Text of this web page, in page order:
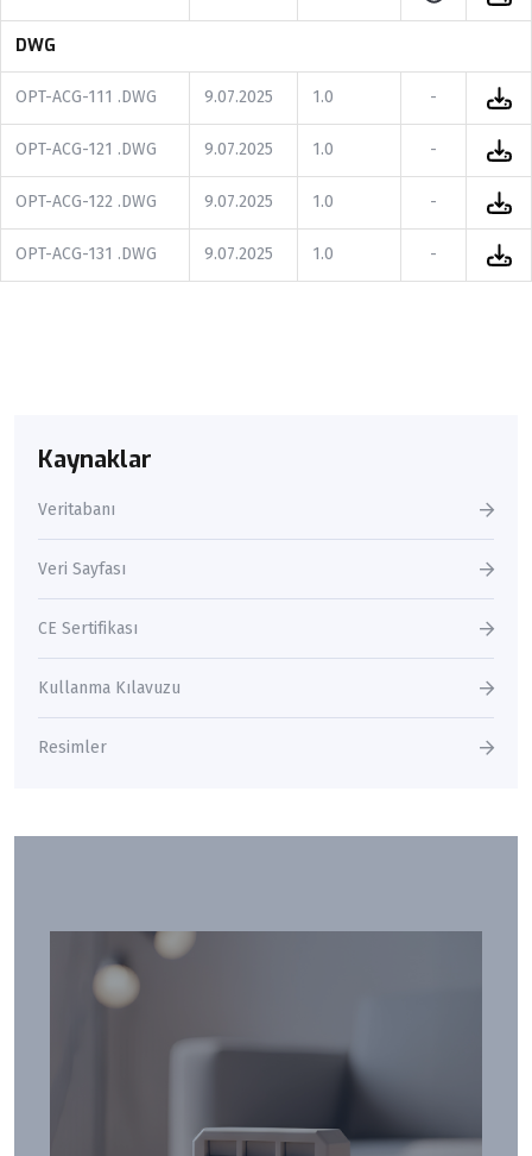
DWG
OPT-ACG-111 .DWG 9.07.2025 1.0 -
OPT-ACG-121 .DWG 9.07.2025 1.0 -
OPT-ACG-122 .DWG 9.07.2025 1.0 -
OPT-ACG-131 .DWG 9.07.2025 1.0 -
Kaynaklar
Veritabanı
Veri Sayfası
CE Sertifikası
Kullanma Kılavuzu
Resimler